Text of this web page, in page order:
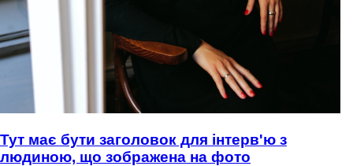
Тут має бути заголовок для інтерв'ю з
людиною, що зображена на фото